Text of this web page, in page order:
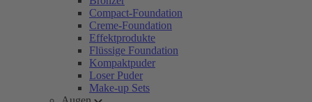
Compact-Foundation
Creme-Foundation
Effektprodukte
Flüssige Foundation
Kompaktpuder
Loser Puder
Make-up Sets